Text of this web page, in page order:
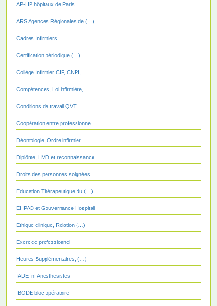
AP-HP hôpitaux de Paris
ARS Agences Régionales de (…)
Cadres Infirmiers
Certification périodique (…)
Collège Infirmier CIF, CNPI,
Compétences, Loi infirmière,
Conditions de travail QVT
Coopération entre professionne
Déontologie, Ordre infirmier
Diplôme, LMD et reconnaissance
Droits des personnes soignées
Education Thérapeutique du (…)
EHPAD et Gouvernance Hospitali
Ethique clinique, Relation (…)
Exercice professionnel
Heures Supplémentaires, (…)
IADE Inf Anesthésistes
IBODE bloc opératoire